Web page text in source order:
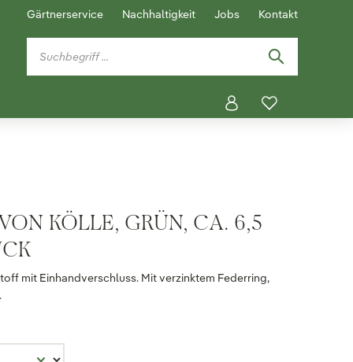
Gärtnerservice Nachhaltigkeit Jobs Kontakt
KÖLLE, GRÜN, CA. 6,5
mit Einhandverschluss. Mit verzinktem Federring,